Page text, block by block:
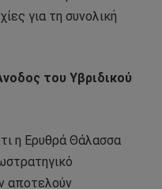
για τη συνολική
του Υβριδικού
η Ερυθρά Θάλασσα
αποτελούν